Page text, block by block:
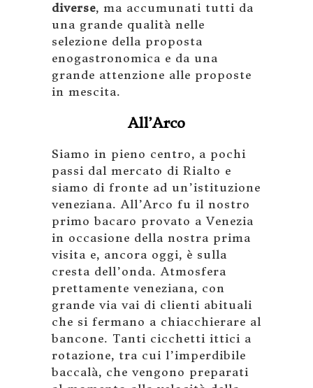
diverse, ma accumunati tutti da
una grande qualità nelle
selezione della proposta
enogastronomica e da una
grande attenzione alle proposte
in mescita.
All’Arco
Siamo in pieno centro, a pochi
passi dal mercato di Rialto e
siamo di fronte ad un’istituzione
veneziana. All’Arco fu il nostro
primo bacaro provato a Venezia
in occasione della nostra prima
visita e, ancora oggi, è sulla
cresta dell’onda. Atmosfera
prettamente veneziana, con
grande via vai di clienti abituali
che si fermano a chiacchierare al
bancone. Tanti cicchetti ittici a
rotazione, tra cui l’imperdibile
baccalà, che vengono preparati